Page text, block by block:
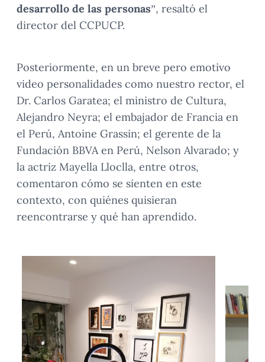
desarrollo de las personas”, resaltó el
director del CCPUCP.
Posteriormente, en un breve pero emotivo
video personalidades como nuestro rector, el
Dr. Carlos Garatea; el ministro de Cultura,
Alejandro Neyra; el embajador de Francia en
el Perú, Antoine Grassin; el gerente de la
Fundación BBVA en Perú, Nelson Alvarado; y
la actriz Mayella Lloclla, entre otros,
comentaron cómo se sienten en este
contexto, con quiénes quisieran
reencontrarse y qué han aprendido.